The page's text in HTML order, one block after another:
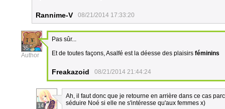
Rannime-V 08/21/2014 17:33:20
35
Author
Pas sûr...
Et de toutes façons, Asalfé est la déesse des plaisirs féminins
Freakazoid 08/21/2014 21:44:24
14
Ah, il faut donc que je retourne en arrière dans ce cas
séduire Noé si elle ne s'intéresse qu'aux femmes x)